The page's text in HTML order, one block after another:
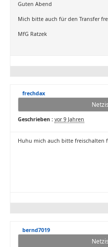
Guten Abend
Mich bitte auch für den Transfer
MfG Ratzek
frechdax
Geschrieben : vor 9 Jahren
Huhu mich auch bitte freischalten
bernd7019